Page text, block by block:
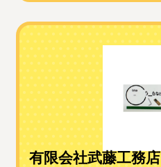
有限会社武藤工務店